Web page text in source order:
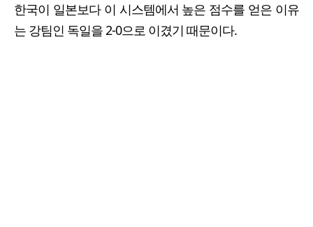
한국이 일본보다 이 시스템에서 높은 점수를 얻은 이유
는 강팀인 독일을 2-0으로 이겼기 때문이다.